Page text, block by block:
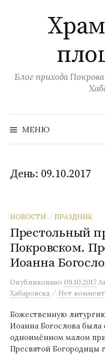
содержимому
Блог прихода
МЕНЮ
День: 09.10.2017
НОВОСТИ / ПРАЗДНИК
Престольный
Покровском.
Иоанна
Опубликовано 09.10.2017
Хабаровска / Нет
Божественную
Иоанна Богослова была
одноимённом малом
Пресвятой Богородицы